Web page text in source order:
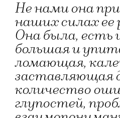
Не нами она
наших силах
Она была, есть
большая и
ломающая,
заставляющая
количество
глупостей,